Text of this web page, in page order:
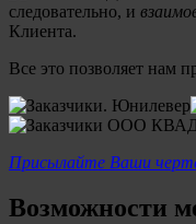
следовательно, и
Клиента.
Все это позволяет нам
Присылайте Ваши
Возможности